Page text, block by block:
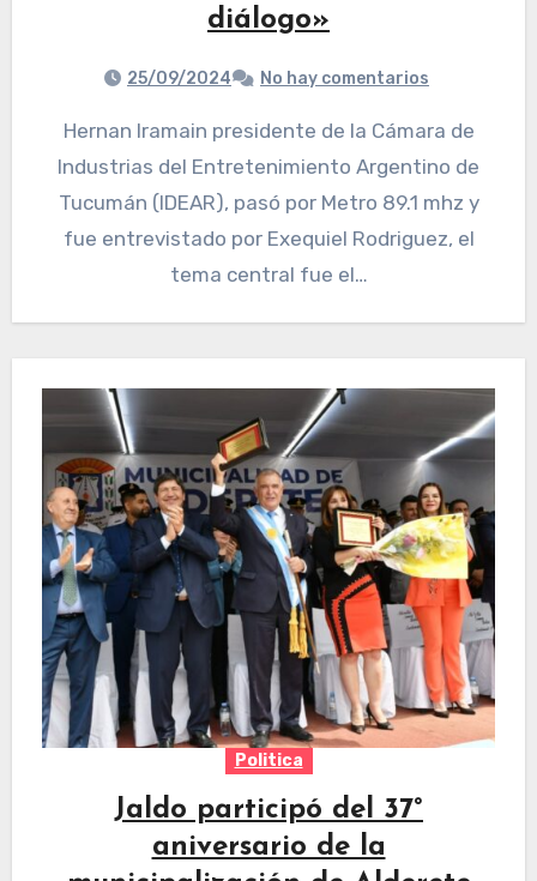
diálogo»
25/09/2024 No hay comentarios
Hernan Iramain presidente de la Cámara de
Industrias del Entretenimiento Argentino de
Tucumán (IDEAR), pasó por Metro 89.1 mhz y
fue entrevistado por Exequiel Rodriguez, el
tema central fue el…
Politica
Jaldo participó del 37°
aniversario de la